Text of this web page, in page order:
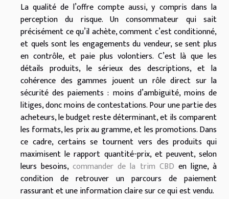
La qualité de l’offre compte aussi, y compris dans la
perception du risque. Un consommateur qui sait
précisément ce qu’il achète, comment c’est conditionné,
et quels sont les engagements du vendeur, se sent plus
en contrôle, et paie plus volontiers. C’est là que les
détails produits, le sérieux des descriptions, et la
cohérence des gammes jouent un rôle direct sur la
sécurité des paiements : moins d’ambiguïté, moins de
litiges, donc moins de contestations. Pour une partie des
acheteurs, le budget reste déterminant, et ils comparent
les formats, les prix au gramme, et les promotions. Dans
ce cadre, certains se tournent vers des produits qui
maximisent le rapport quantité-prix, et peuvent, selon
leurs besoins,commander de la trim CBD en ligne, à
condition de retrouver un parcours de paiement
rassurant et une information claire sur ce qui est vendu.